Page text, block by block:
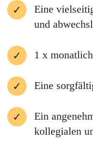
Eine
und
1 x
Eine
Ein
kollegialen